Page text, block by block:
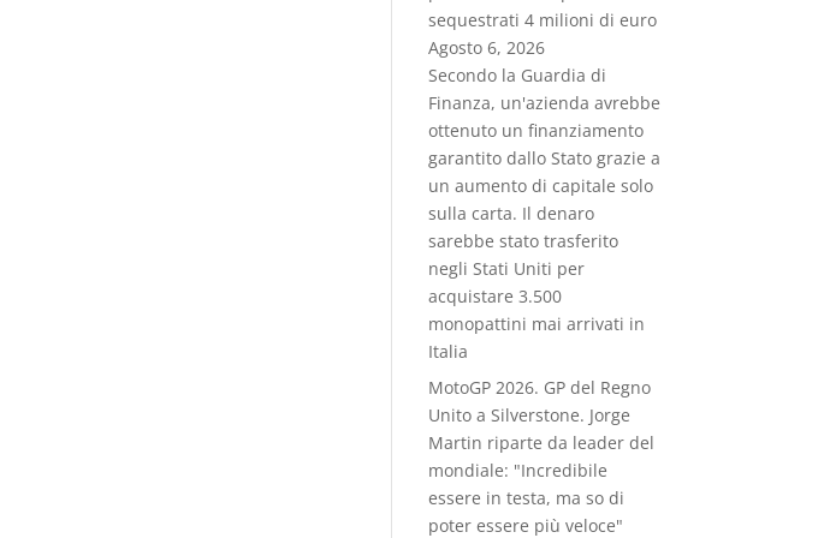
sequestrati 4 milioni di euro
Agosto 6, 2026
Secondo la Guardia di
Finanza, un'azienda avrebbe
ottenuto un finanziamento
garantito dallo Stato grazie a
un aumento di capitale solo
sulla carta. Il denaro
sarebbe stato trasferito
negli Stati Uniti per
acquistare 3.500
monopattini mai arrivati in
Italia
MotoGP 2026. GP del Regno
Unito a Silverstone. Jorge
Martin riparte da leader del
mondiale: "Incredibile
essere in testa, ma so di
poter essere più veloce"